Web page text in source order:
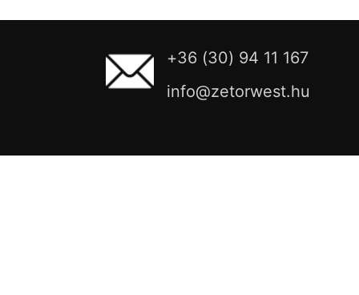
+36 (30) 94 11 167
info@zetorwest.hu